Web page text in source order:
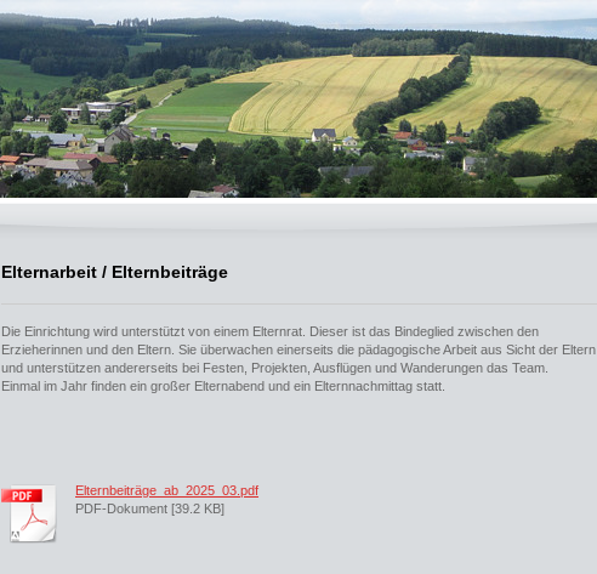
Elternarbeit / Elternbeiträge
Die Einrichtung wird unterstützt von einem Elternrat. Dieser ist das Bindeglied zwischen den
Erzieherinnen und den Eltern. Sie überwachen einerseits die pädagogische Arbeit aus Sicht der Eltern
und unterstützen andererseits bei Festen, Projekten, Ausflügen und Wanderungen das Team.
Einmal im Jahr finden ein großer Elternabend und ein Elternnachmittag statt.
Elternbeiträge_ab_2025_03.pdf
PDF-Dokument [39.2 KB]